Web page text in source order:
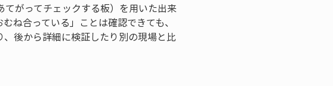
がってチェックする板）を用いた出来
ね合っている」ことは確認できても、
後から詳細に検証したり別の現場と比